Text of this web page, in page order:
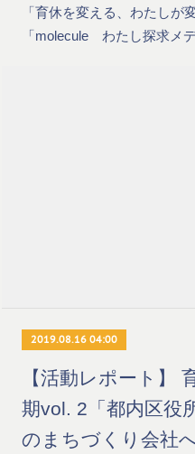
「育休を変える、わたしが
「molecule わたし探求メ
2019.08.16 04:00
【活動レポート】 育休、いいとも！第二
期vol. 2「都内区役
のまちづくり会社へ